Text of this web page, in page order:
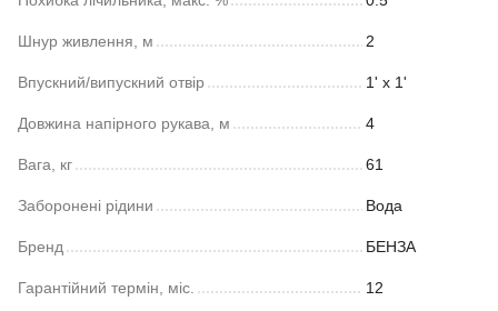
Шнур живлення, м 2
Впускний/випускний отвір 1' x 1'
Довжина напірного рукава, м 4
Вага, кг 61
Заборонені рідини Вода
Бренд БЕНЗА
Гарантійний термін, міс. 12